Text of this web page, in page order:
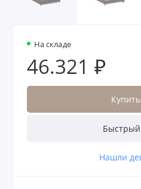
На складе
46.321 ₽
Купить
Быстрый
Нашли